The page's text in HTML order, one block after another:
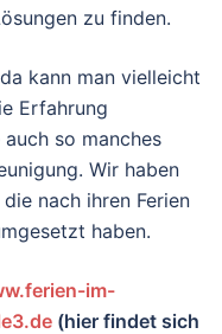
zu finden.
kann man vielleicht
Erfahrung
so manches
Wir haben
nach ihren Ferien
haben.
im-
(hier findet sich